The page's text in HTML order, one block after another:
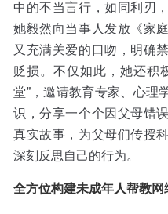
中的不当言行，如同利刃
她毅然向当事人发放《家
又充满关爱的口吻，明确
贬损。不仅如此，她还积
堂”，邀请教育专家、心理
识，分享一个个因父母错
真实故事，为父母们传授
深刻反思自己的行为。
全方位构建未成年人帮教网